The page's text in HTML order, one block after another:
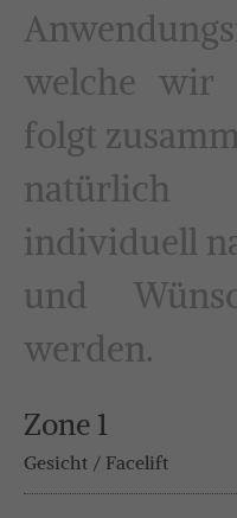
welche wir
folgt
natürlich
individuell
und
werden.
Zone 1
Gesicht / Facelift